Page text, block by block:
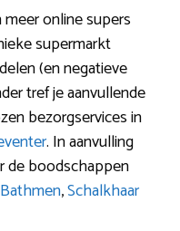
meer online supers
supermarkt
(en negatieve
tref je aanvullende
bezorgservices in
. In aanvulling
de boodschappen
Bathmen,Schalkhaar